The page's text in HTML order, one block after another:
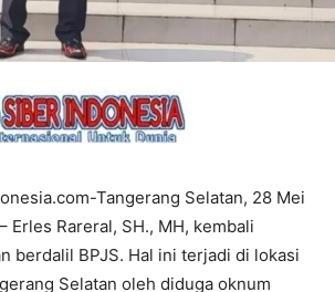
Tangerang Selatan, 28 Mei
– Erles Rareral, SH., MH, kembali
berdalil BPJS. Hal ini terjadi di lokasi
Selatan oleh diduga oknum